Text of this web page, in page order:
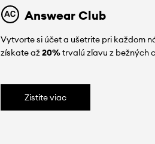
Answear Club
Vytvorte si účet a ušetrite pri každom
získate až20%trvalú zľavu z bežných
Zistite viac